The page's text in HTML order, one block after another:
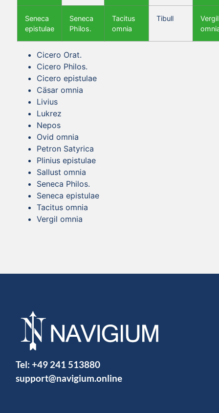
Seneca
epistulae
Seneca
Philos.
Tacitus
omnia
Tibull
Vergil
Cicero Orat.
Cicero Philos.
Cicero epistulae
Cäsar omnia
Livius
Lukrez
Nepos
Ovid omnia
Petron Satyrica
Plinius epistulae
Sallust omnia
Seneca Philos.
Seneca epistulae
Tacitus omnia
Vergil omnia
Tel: +49 241 513880
support@navigium.online